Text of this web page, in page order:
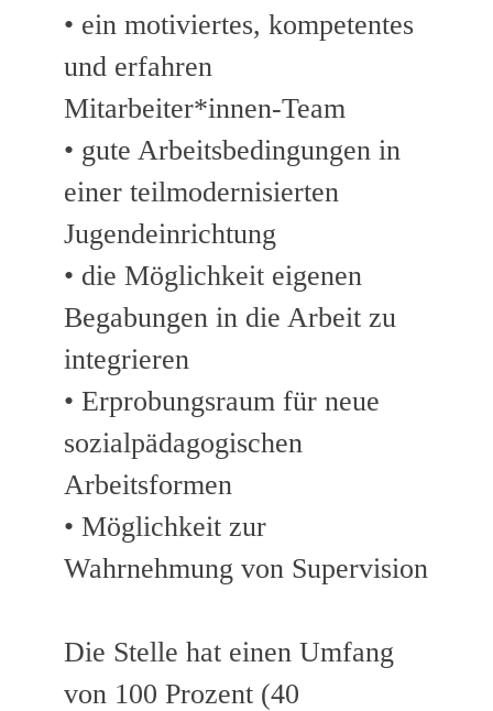
• ein motiviertes, kompetentes
und erfahren
Mitarbeiter*innen-Team
• gute Arbeitsbedingungen in
einer teilmodernisierten
Jugendeinrichtung
• die Möglichkeit eigenen
Begabungen in die Arbeit zu
integrieren
• Erprobungsraum für neue
sozialpädagogischen
Arbeitsformen
• Möglichkeit zur
Wahrnehmung von Supervision
Die Stelle hat einen Umfang
von 100 Prozent (40